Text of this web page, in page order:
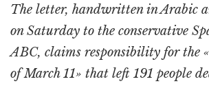
The letter, handwritten in Arabic
on Saturday to the conservative
ABC, claims responsibility for the
of March 11» that left 191 people